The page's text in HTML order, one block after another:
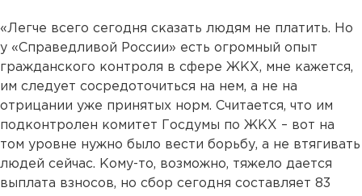
«Легче всего сегодня сказать людям не платить. Но
у «Справедливой России» есть огромный опыт
гражданского контроля в сфере ЖКХ, мне кажется,
им следует сосредоточиться на нем, а не на
отрицании уже принятых норм. Считается, что им
подконтролен комитет Госдумы по ЖКХ – вот на
том уровне нужно было вести борьбу, а не втягивать
людей сейчас. Кому-то, возможно, тяжело дается
выплата взносов, но сбор сегодня составляет 83